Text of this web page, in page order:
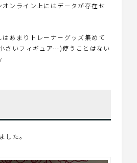
ンライン上にはデータが存在せ
あまりトレーナーグッズ集めて
さいフィギュア…)使うことはない
した。